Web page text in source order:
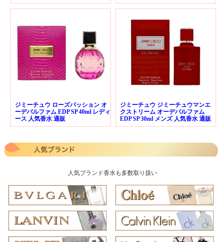
ジミーチュウ ローズパッション オ
ーデパルファム EDP SP 40ml レディ
ース 人気香水 通販
ジミーチュウ ジミーチュウマンエ
クストリーム オーデパルファム
EDP SP 30ml メンズ 人気香水 通販
人気ブランド香水も多数取り扱い